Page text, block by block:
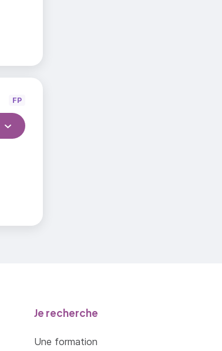
FP
Je recherche
Une formation